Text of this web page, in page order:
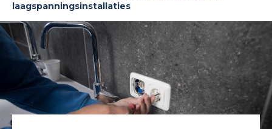
laagspanningsinstallaties